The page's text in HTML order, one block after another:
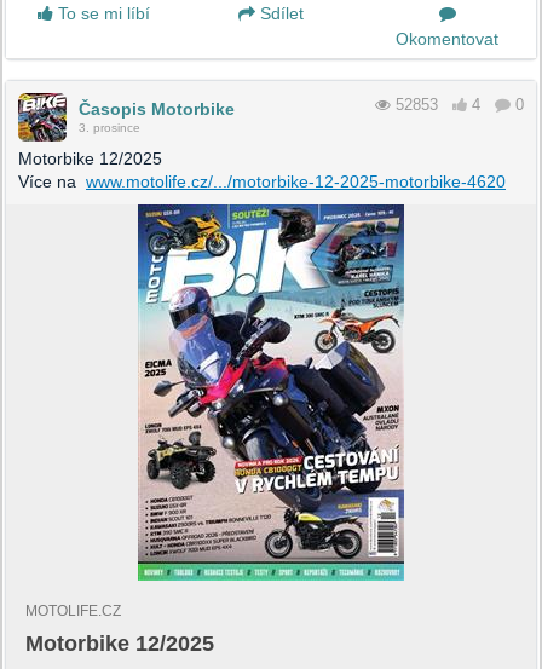
To se mi líbí
Sdílet
Okomentovat
Časopis Motorbike
3. prosince
52853 4 0
Motorbike 12/2025
Více na www.motolife.cz/.../motorbike-12-2025-motorbike-4620
MOTOLIFE.CZ
Motorbike 12/2025